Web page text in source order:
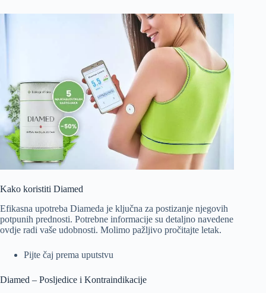
Kako koristiti Diamed
Efikasna upotreba Diameda je ključna za postizanje njegovih
potpunih prednosti. Potrebne informacije su detaljno navedene
ovdje radi vaše udobnosti. Molimo pažljivo pročitajte letak.
Pijte čaj prema uputstvu
Diamed – Posljedice i Kontraindikacije